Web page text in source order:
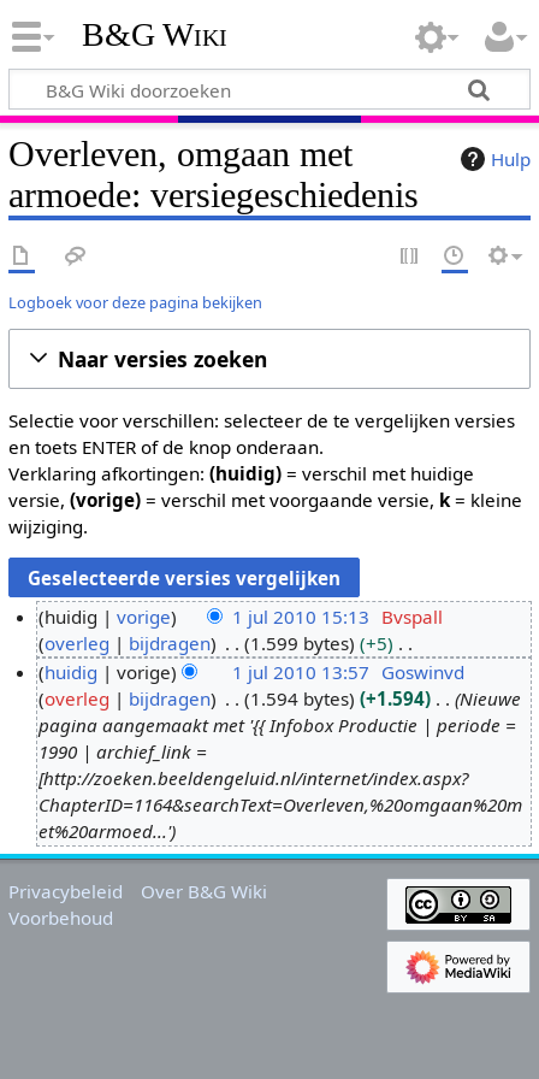
B&G Wiki
Hulp
Overleven, omgaan met
armoede: versiegeschiedenis
Logboek voor deze pagina bekijken
Naar versies zoeken
Selectie voor verschillen: selecteer de te vergelijken versies
en toets ENTER of de knop onderaan.
Verklaring afkortingen: (huidig)= verschil met huidige
versie, (vorige)= verschil met voorgaande versie, k= kleine
wijziging.
huidig vorige 1 jul 2010 15:13 Bvspall
overleg
bijdragen 1.599 bytes
+5
G
e
e
n
b
e
w
e
huidig vorige 1 jul 2010 13:57 Goswinvd
overleg
bijdragen 1.594 bytes +1.594
Nieuwe
pagina aangemaakt met '{{ Infobox Productie | periode =
1990 | archief_link =
[http://zoeken.beeldengeluid.nl/internet/index.aspx?
ChapterID=1164&searchText=Overleven,%20omgaan%20m
et%20armoed...'
Privacybeleid
Over B&G Wiki
Voorbehoud